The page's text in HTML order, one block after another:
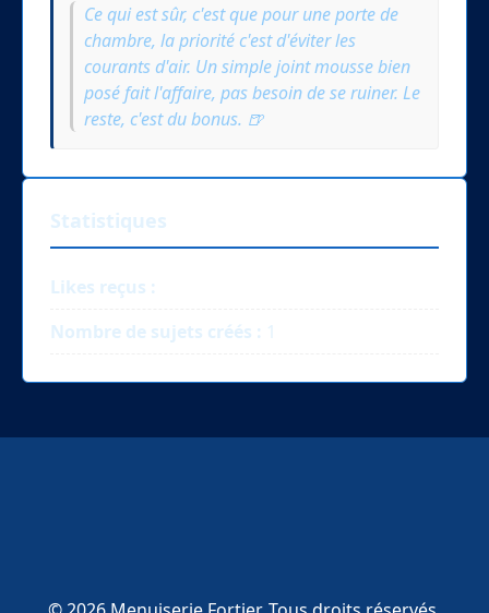
Ce qui est sûr, c'est que pour une porte de
chambre, la priorité c'est d'éviter les
courants d'air. Un simple joint mousse bien
posé fait l'affaire, pas besoin de se ruiner. Le
reste, c'est du bonus. 🍺
Statistiques
Likes reçus :
Nombre de sujets créés : 1